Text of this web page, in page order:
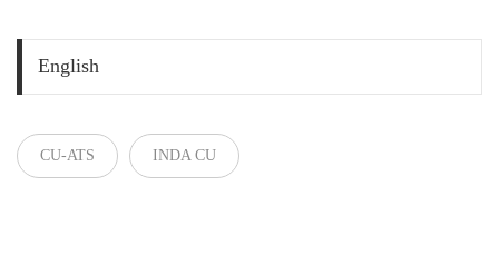
English
CU-ATS INDA CU